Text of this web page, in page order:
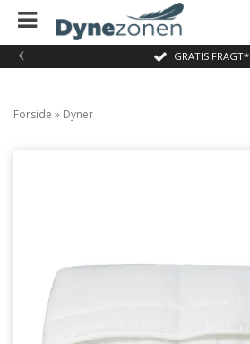
GRATIS FRAGT*
‹
Forside » Dyner